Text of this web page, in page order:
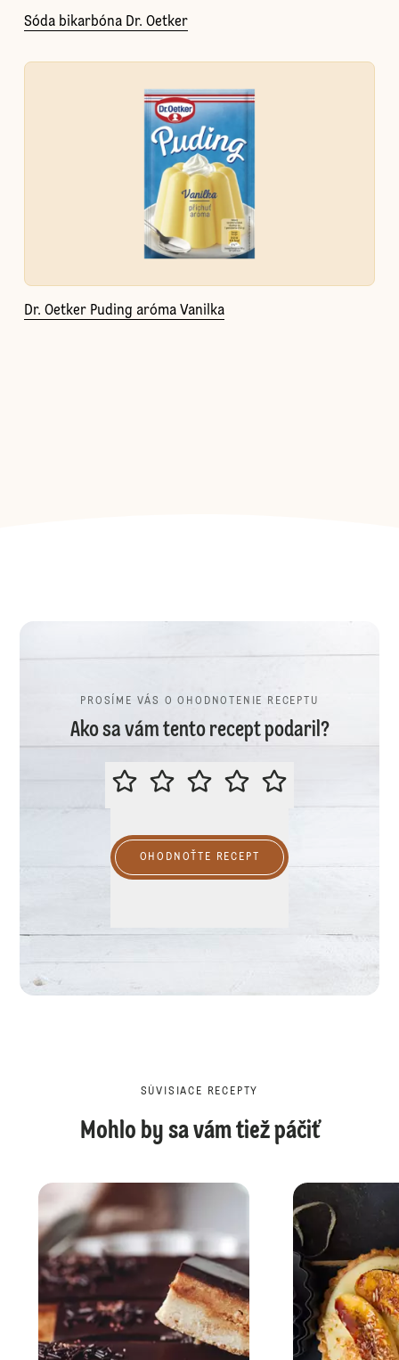
Sóda bikarbóna Dr. Oetker
Dr. Oetker Puding aróma Vanilka
PROSÍME VÁS O OHODNOTENIE RECEPTU
Ako sa vám tento recept podaril?
PROSÍME VÁS O OHODNOTENIE
OHODNOŤTE RECEPT
SÚVISIACE RECEPTY
Mohlo by sa vám tiež páčiť